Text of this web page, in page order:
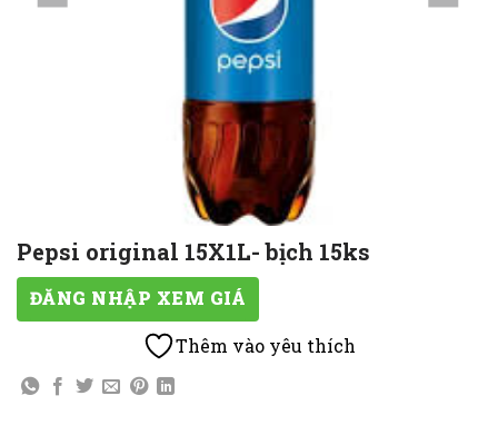
Pepsi original 15X1L- bịch 15ks
ĐĂNG NHẬP XEM GIÁ
Thêm vào yêu thích